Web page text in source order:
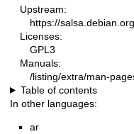
Upstream:
https://
Licenses:
GPL3
Manuals:
/listing/extra/man-
Table of contents
In other languages:
ar